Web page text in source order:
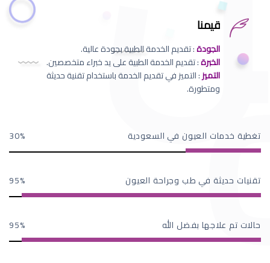
قيمنا
الجودة: تقديم الخدمة الطبية بجودة عالية.
الخبرة: تقديم الخدمة الطبية على يد خبراء متخصصين.
التميز: التميز في تقديم الخدمة باستخدام تقنية حديثة
ومتطورة.
تغطية خدمات العيون في السعودية 30
تقنيات حديثة في طب وجراحة العيون 95
حالات تم علاجها بفضل الله 95